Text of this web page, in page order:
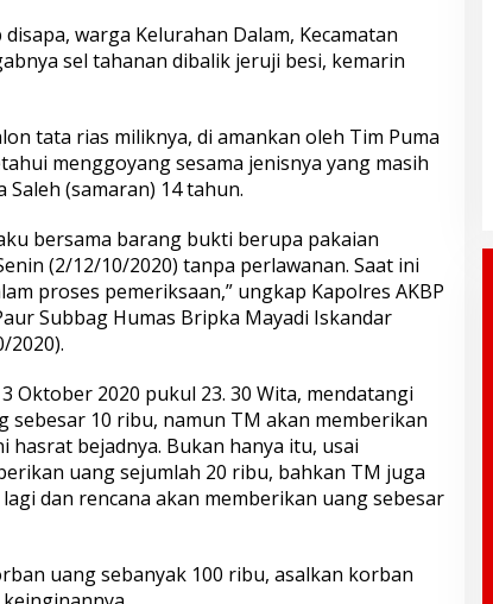
warga Kelurahan Dalam, Kecamatan
sel tahanan dibalik jeruji besi, kemarin
tata rias miliknya, di amankan oleh Tim Puma
menggoyang sesama jenisnya yang masih
Saleh (samaran) 14 tahun.
bersama barang bukti berupa pakaian
(2/12/10/2020) tanpa perlawanan. Saat ini
proses pemeriksaan,” ungkap Kapolres AKBP
Subbag Humas Bripka Mayadi Iskandar
2020).
Oktober 2020 pukul 23. 30 Wita, mendatangi
10 ribu, namun TM akan memberikan
bejadnya. Bukan hanya itu, usai
uang sejumlah 20 ribu, bahkan TM juga
dan rencana akan memberikan uang sebesar
uang sebanyak 100 ribu, asalkan korban